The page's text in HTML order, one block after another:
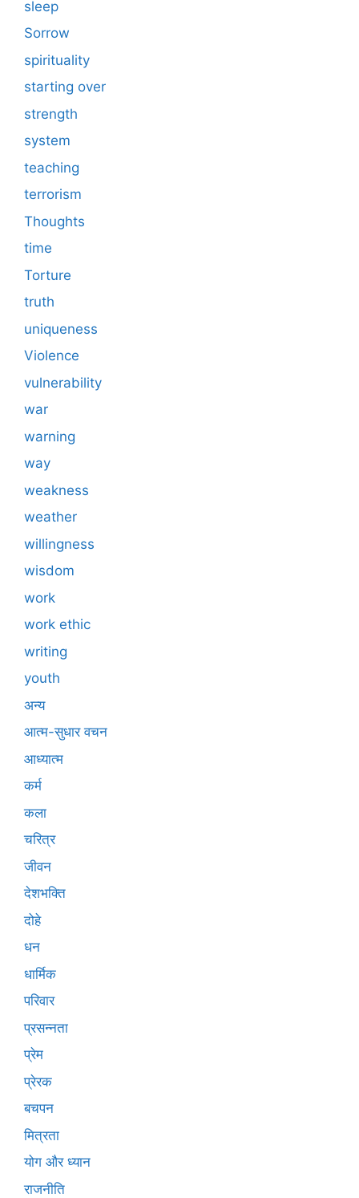
sleep
Sorrow
spirituality
starting over
strength
system
teaching
terrorism
Thoughts
time
Torture
truth
uniqueness
Violence
vulnerability
war
warning
way
weakness
weather
willingness
wisdom
work
work ethic
writing
youth
अन्य
आत्म-सुधार वचन
आध्यात्म
कर्म
कला
चरित्र
जीवन
देशभक्ति
दोहे
धन
धार्मिक
परिवार
प्रसन्नता
प्रेम
प्रेरक
बचपन
मित्रता
योग और ध्यान
राजनीति